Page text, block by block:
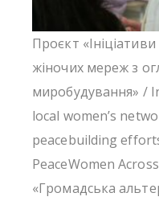
Проєкт
жіночих мереж з
миробудування» /
local women’s
peacebuilding
PeaceWomen
«Громадська